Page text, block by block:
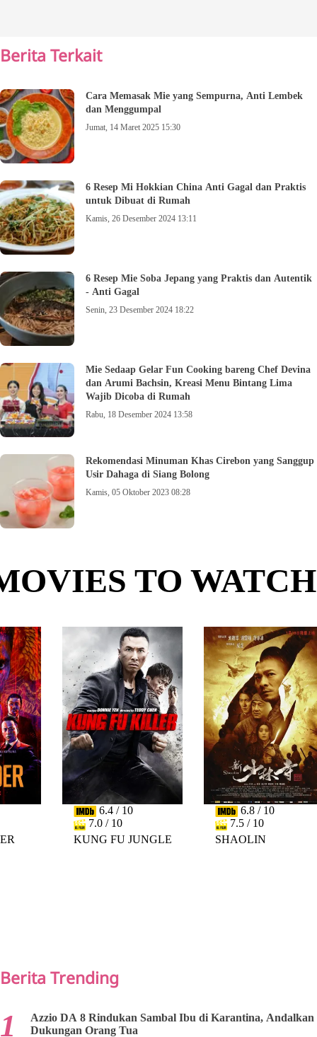
Berita Terkait
Cara Memasak Mie yang Sempurna, Anti Lembek
dan Menggumpal
Jumat, 14 Maret 2025 15:30
6 Resep Mi Hokkian China Anti Gagal dan Praktis
untuk Dibuat di Rumah
Kamis, 26 Desember 2024 13:11
6 Resep Mie Soba Jepang yang Praktis dan Autentik
- Anti Gagal
Senin, 23 Desember 2024 18:22
Mie Sedaap Gelar Fun Cooking bareng Chef Devina
dan Arumi Bachsin, Kreasi Menu Bintang Lima
Wajib Dicoba di Rumah
Rabu, 18 Desember 2024 13:58
Rekomendasi Minuman Khas Cirebon yang Sanggup
Usir Dahaga di Siang Bolong
Kamis, 05 Oktober 2023 08:28
TO WATCH
6.4 / 10
7.0 / 10
KUNG FU JUNGLE
6.8 / 10
7.5 / 10
SHAOLIN
Berita Trending
Azzio DA 8 Rindukan Sambal Ibu di Karantina, Andalkan
Dukungan Orang Tua